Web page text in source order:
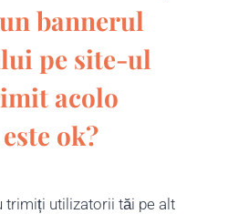
bannerul
pe site-ul
acolo
ok?
trimiți utilizatorii tăi pe alt